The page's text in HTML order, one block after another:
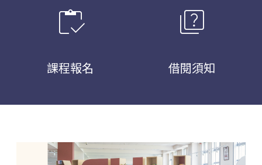
inventory
課程報名
quiz
借閱須知